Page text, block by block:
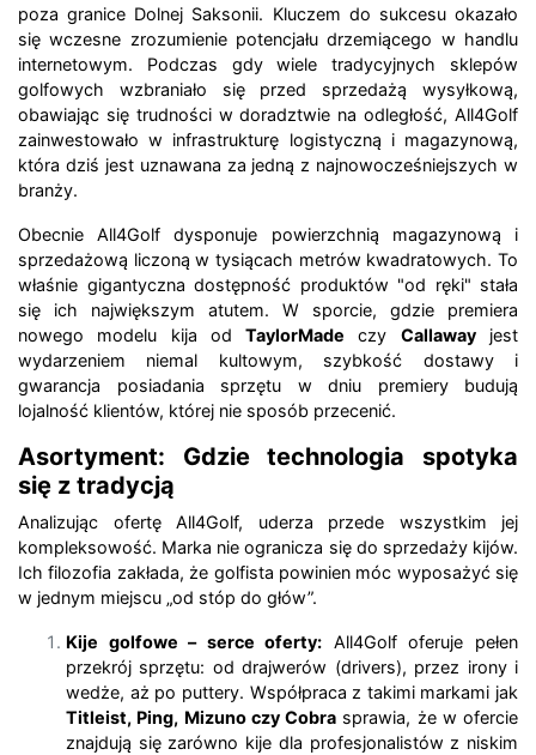
poza granice Dolnej Saksonii. Kluczem do sukcesu okazało
się wczesne zrozumienie potencjału drzemiącego w handlu
internetowym. Podczas gdy wiele tradycyjnych sklepów
golfowych wzbraniało się przed sprzedażą wysyłkową,
obawiając się trudności w doradztwie na odległość, All4Golf
zainwestowało w infrastrukturę logistyczną i magazynową,
która dziś jest uznawana za jedną z najnowocześniejszych w
branży.
Obecnie All4Golf dysponuje powierzchnią magazynową i
sprzedażową liczoną w tysiącach metrów kwadratowych. To
właśnie gigantyczna dostępność produktów "od ręki" stała
się ich największym atutem. W sporcie, gdzie premiera
nowego modelu kija odTaylorMade czy Callawayjest
wydarzeniem niemal kultowym, szybkość dostawy i
gwarancja posiadania sprzętu w dniu premiery budują
lojalność klientów, której nie sposób przecenić.
Asortyment: Gdzie technologia spotyka
się z tradycją
Analizując ofertę All4Golf, uderza przede wszystkim jej
kompleksowość. Marka nie ogranicza się do sprzedaży kijów.
Ich filozofia zakłada, że golfista powinien móc wyposażyć się
w jednym miejscu „od stóp do głów”.
Kije golfowe – serce oferty: All4Golf oferuje pełen
przekrój sprzętu: od drajwerów (drivers), przez irony i
wedże, aż po puttery. Współpraca z takimi markami jak
Titleist, Ping, Mizuno czy Cobra sprawia, że w ofercie
znajdują się zarówno kije dla profesjonalistów z niskim